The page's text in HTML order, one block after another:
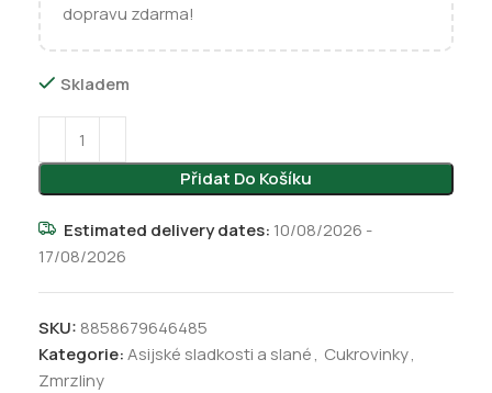
dopravu zdarma!
Skladem
Přidat Do Košíku
Estimated delivery dates: 10/08/2026 -
17/08/2026
SKU: 8858679646485
Kategorie:Asijské sladkosti a slané, Cukrovinky,
Zmrzliny